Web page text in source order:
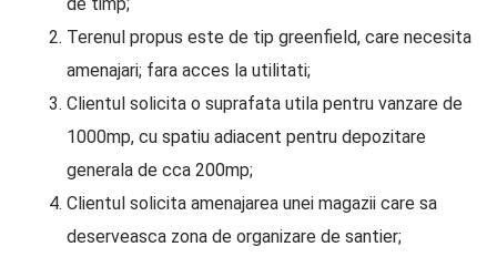
Terenul propus este de tip greenfield, care necesita
amenajari; fara acces la utilitati;
Clientul solicita o suprafata utila pentru vanzare de
1000mp, cu spatiu adiacent pentru depozitare
generala de cca 200mp;
Clientul solicita amenajarea unei magazii care sa
deserveasca zona de organizare de santier;